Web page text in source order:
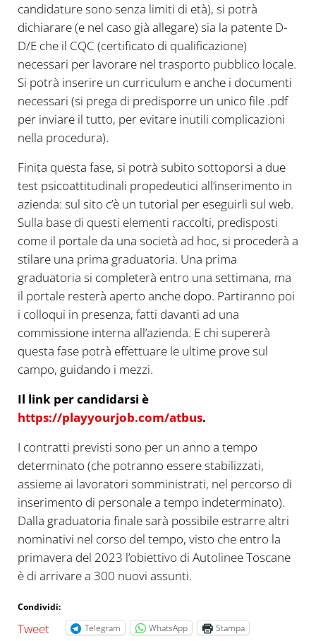
candidature sono senza limiti di età), si potrà
dichiarare (e nel caso già allegare) sia la patente D-
D/E che il CQC (certificato di qualificazione)
necessari per lavorare nel trasporto pubblico locale.
Si potrà inserire un curriculum e anche i documenti
necessari (si prega di predisporre un unico file .pdf
per inviare il tutto, per evitare inutili complicazioni
nella procedura).
Finita questa fase, si potrà subito sottoporsi a due
test psicoattitudinali propedeutici all’inserimento in
azienda: sul sito c’è un tutorial per eseguirli sul web.
Sulla base di questi elementi raccolti, predisposti
come il portale da una società ad hoc, si procederà a
stilare una prima graduatoria. Una prima
graduatoria si completerà entro una settimana, ma
il portale resterà aperto anche dopo. Partiranno poi
i colloqui in presenza, fatti davanti ad una
commissione interna all’azienda. E chi supererà
questa fase potrà effettuare le ultime prove sul
campo, guidando i mezzi.
Il link per candidarsi è
https://playyourjob.com/atbus.
I contratti previsti sono per un anno a tempo
determinato (che potranno essere stabilizzati,
assieme ai lavoratori somministrati, nel percorso di
inserimento di personale a tempo indeterminato).
Dalla graduatoria finale sarà possibile estrarre altri
nominativi nel corso del tempo, visto che entro la
primavera del 2023 l’obiettivo di Autolinee Toscane
è di arrivare a 300 nuovi assunti.
Condividi:
Tweet Telegram WhatsApp Stampa